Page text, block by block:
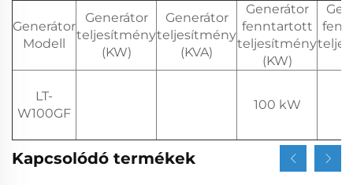
Generátor
Modell
Generátor
teljesítmény
(KW)
Generátor
teljesítmény
(KVA)
Generátor
fenntartott
teljesítmény
(KW)
LT-
W100GF
100 kW
Kapcsolódó termékek